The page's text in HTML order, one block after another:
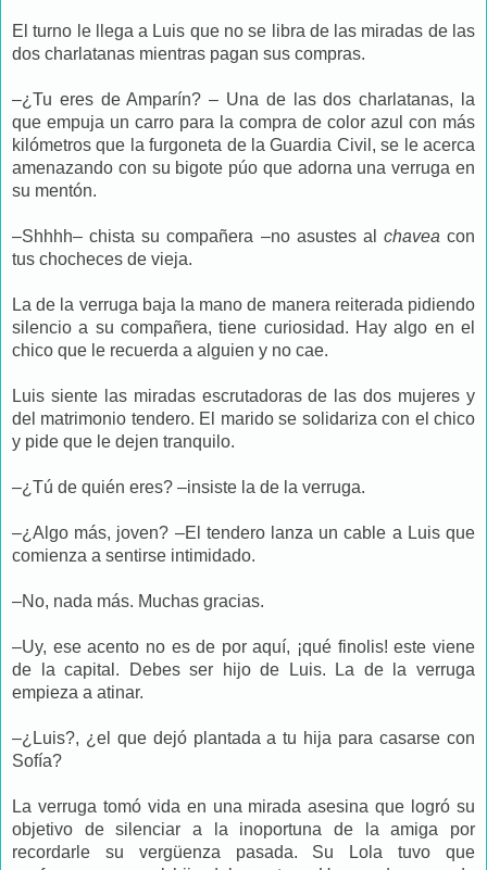
El turno le llega a Luis que no se libra de las miradas de las
dos charlatanas mientras pagan sus compras.
–¿Tu eres de Amparín? – Una de las dos charlatanas, la
que empuja un carro para la compra de color azul con más
kilómetros que la furgoneta de la Guardia Civil, se le acerca
amenazando con su bigote púo que adorna una verruga en
su mentón.
–Shhhh– chista su compañera –no asustes al chaveacon
tus chocheces de vieja.
La de la verruga baja la mano de manera reiterada pidiendo
silencio a su compañera, tiene curiosidad. Hay algo en el
chico que le recuerda a alguien y no cae.
Luis siente las miradas escrutadoras de las dos mujeres y
del matrimonio tendero. El marido se solidariza con el chico
y pide que le dejen tranquilo.
–¿Tú de quién eres? –insiste la de la verruga.
–¿Algo más, joven? –El tendero lanza un cable a Luis que
comienza a sentirse intimidado.
–No, nada más. Muchas gracias.
–Uy, ese acento no es de por aquí, ¡qué finolis! este viene
de la capital. Debes ser hijo de Luis. La de la verruga
empieza a atinar.
–¿Luis?, ¿el que dejó plantada a tu hija para casarse con
Sofía?
La verruga tomó vida en una mirada asesina que logró su
objetivo de silenciar a la inoportuna de la amiga por
recordarle su vergüenza pasada. Su Lola tuvo que